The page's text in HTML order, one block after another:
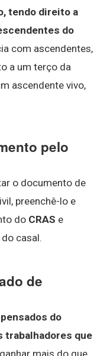
tendo direito a
do
com ascendentes,
a um terço da
ascendente vivo,
pelo
o documento de
preenchê-lo e
do CRAS e
casal.
de
do
trabalhadores que
ganhar mais do que